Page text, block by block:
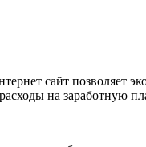
сайт позволяет
на заработную